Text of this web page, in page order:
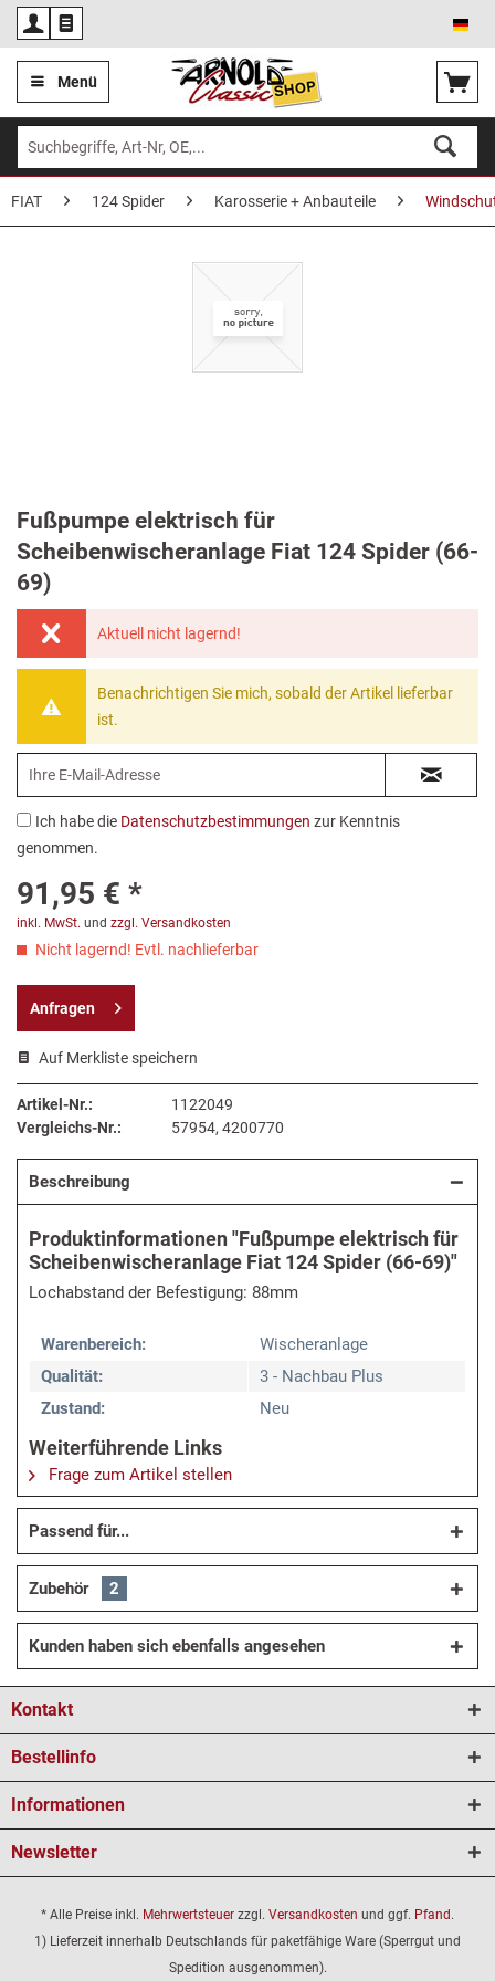
Menü
FIAT 124 Spider Karosserie + Anbauteile
Fußpumpe elektrisch für
Scheibenwischeranlage Fiat 124 Spider (66-
69)
Aktuell nicht lagernd!
Benachrichtigen Sie mich, sobald der Artikel lieferbar
ist.
Ich habe die Datenschutzbestimmungen zur Kenntnis
genommen.
91,95 € *
inkl. MwSt. und zzgl. Versandkosten
Nicht lagernd! Evtl. nachlieferbar
Anfragen
Auf Merkliste speichern
Artikel-Nr.:
1122049
Vergleichs-Nr.:
57954, 4200770
Beschreibung
Produktinformationen "Fußpumpe elektrisch für
Scheibenwischeranlage Fiat 124 Spider (66-69)"
Lochabstand der Befestigung: 88mm
Warenbereich:
Wischeranlage
Qualität:
3 - Nachbau Plus
Zustand:
Neu
Weiterführende Links
Frage zum Artikel stellen
Passend für...
Zubehör 2
Kunden haben sich ebenfalls angesehen
Kontakt
Bestellinfo
Informationen
Newsletter
* Alle Preise inkl. Mehrwertsteuer zzgl. Versandkosten und ggf. Pfand.
1) Lieferzeit innerhalb Deutschlands für paketfähige Ware (Sperrgut und
Spedition ausgenommen).